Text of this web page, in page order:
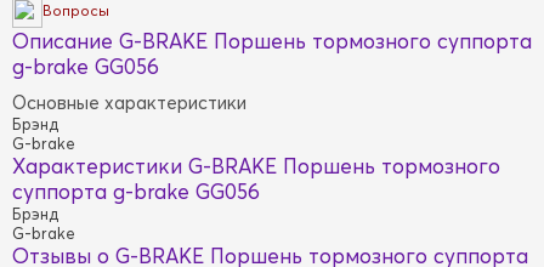
Вопросы
Описание G-BRAKE Поршень тормозного суппорта
g-brake GG056
Основные характеристики
Брэнд
G-brake
Характеристики G-BRAKE Поршень тормозного
суппорта g-brake GG056
Брэнд
G-brake
Отзывы о G-BRAKE Поршень тормозного суппорта